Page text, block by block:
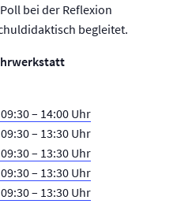
bei der Reflexion
begleitet.
– 14:00 Uhr
– 13:30 Uhr
– 13:30 Uhr
– 13:30 Uhr
– 13:30 Uhr